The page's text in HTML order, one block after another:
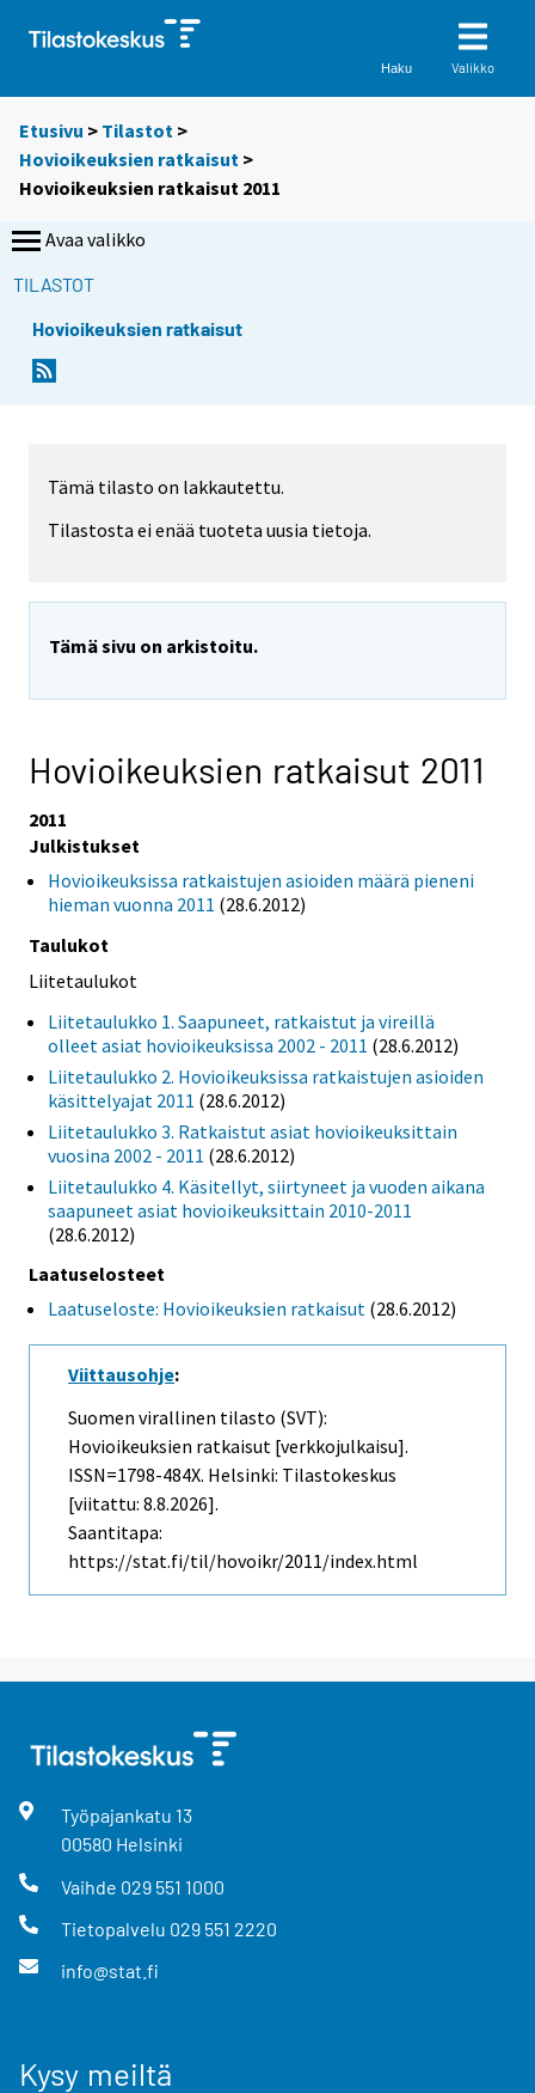
Haku Valikko
Etusivu > Tilastot >
Hovioikeuksien ratkaisut >
Hovioikeuksien ratkaisut 2011
Avaa valikko
TILASTOT
Hovioikeuksien ratkaisut
Tämä tilasto on lakkautettu.
Tilastosta ei enää tuoteta uusia tietoja.
Tämä sivu on arkistoitu.
Hovioikeuksien ratkaisut 2011
2011
Julkistukset
Hovioikeuksissa ratkaistujen asioiden määrä pieneni
hieman vuonna 2011 (28.6.2012)
Taulukot
Liitetaulukot
Liitetaulukko 1. Saapuneet, ratkaistut ja vireillä
olleet asiat hovioikeuksissa 2002 - 2011 (28.6.2012)
Liitetaulukko 2. Hovioikeuksissa ratkaistujen asioiden
käsittelyajat 2011 (28.6.2012)
Liitetaulukko 3. Ratkaistut asiat hovioikeuksittain
vuosina 2002 - 2011 (28.6.2012)
Liitetaulukko 4. Käsitellyt, siirtyneet ja vuoden aikana
saapuneet asiat hovioikeuksittain 2010-2011
(28.6.2012)
Laatuselosteet
Laatuseloste: Hovioikeuksien ratkaisut (28.6.2012)
Viittausohje:
Suomen virallinen tilasto (SVT):
Hovioikeuksien ratkaisut [verkkojulkaisu].
ISSN=1798-484X. Helsinki: Tilastokeskus
[viitattu: 8.8.2026].
Saantitapa:
https://stat.fi/til/hovoikr/2011/index.html
Työpajankatu 13
00580 Helsinki
Vaihde 029 551 1000
Tietopalvelu 029 551 2220
info@stat.fi
Kysy meiltä